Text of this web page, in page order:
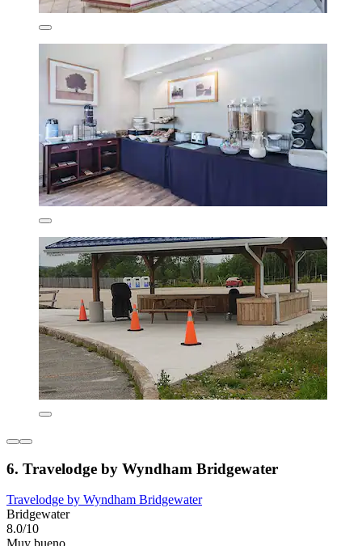
6. Travelodge by Wyndham Bridgewater
Travelodge by Wyndham Bridgewater
Bridgewater
8.0/10